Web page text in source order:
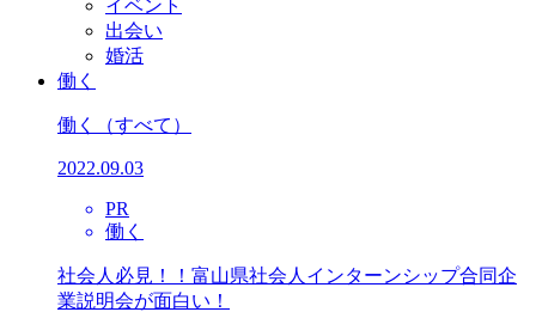
イベント
出会い
婚活
働く
働く （すべて）
2022.09.03
PR
働く
社会人必見！！富山県社会人インターンシップ合同企
業説明会が面白い！